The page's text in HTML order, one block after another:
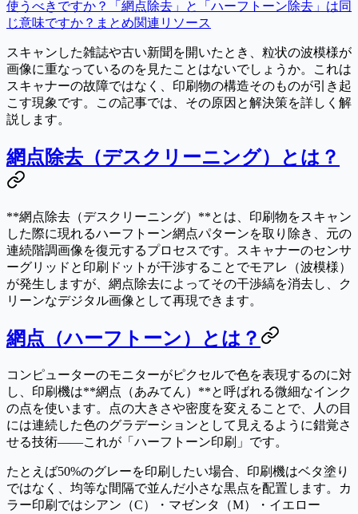
使うべきですか？
「網点除去」と「ハーフトーン除去」は同
じ意味ですか？ まとめ関連リソース
スキャンした雑誌や古い新聞を開いたとき、粒状の波模様が
画像に重なっているのを見たことはないでしょうか。これは
スキャナーの故障ではなく、 印刷物の構造そのものが引き起
こす現象です。この記事では、その原因と解決策を詳しく解
説します。
網点除去（デスクリーニング）とは？
**網点除去（デスクリーニング）**とは、印刷物をスキャン
した際に現れるハーフトーン網点パターンを取り除き、元の
連続階調画像を復元するプロセスです。スキャナーのセンサ
ーグリッドと印刷ドットが干渉することでモアレ（波模様）
が発生しますが、網点除去によってその干渉縞を消去し、ク
リーンなデジタル画像として再現できます。
網点（ハーフトーン）とは？
コンピューターのモニターがピクセルで色を表現するのに対
し、印刷機は**網点（あみてん）**と呼ばれる微細なインク
の点を使います。点の大きさや密度を変えることで、人の目
には連続した色のグラデーションとして見えるように錯覚さ
せる技術——これが「ハーフトーン印刷」です。
たとえば50%のグレーを印刷したい場合、印刷機はベタ塗り
ではなく、均等な間隔で並んだ小さな黒点を配置します。カ
ラー印刷ではシアン（C）・マゼンタ（M）・イエロー